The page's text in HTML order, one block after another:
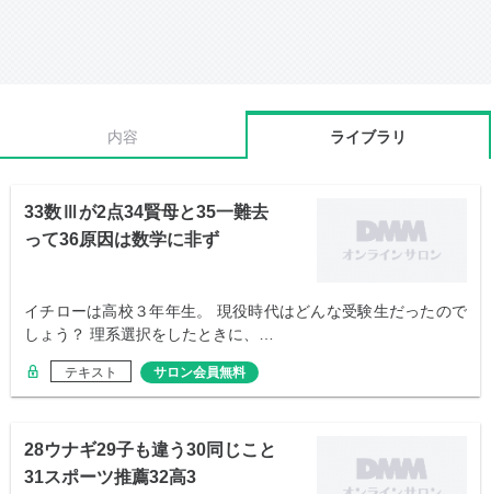
内容 ライブラリ
33数Ⅲが2点34賢母と35一難去
って36原因は数学に非ず
イチローは高校３年年生。 現役時代はどんな受験生だったので
しょう？ 理系選択をしたときに、…
テキスト サロン会員無料
28ウナギ29子も違う30同じこと
31スポーツ推薦32高3